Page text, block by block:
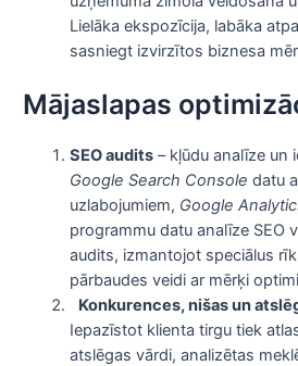
Lielāka ekspozīcija, labāka
sasniegt izvirzītos biznesa
Mājaslapas
SEO audits– kļūdu analīze un
Google Search Console datu
uzlabojumiem, Google
programmu datu analīze SEO
audits, izmantojot speciālus
pārbaudes veidi ar mērķi
Konkurences, nišas un
Iepazīstot klienta tirgu tiek
atslēgas vārdi, analizētas